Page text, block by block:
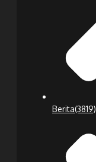
Berita(3819)